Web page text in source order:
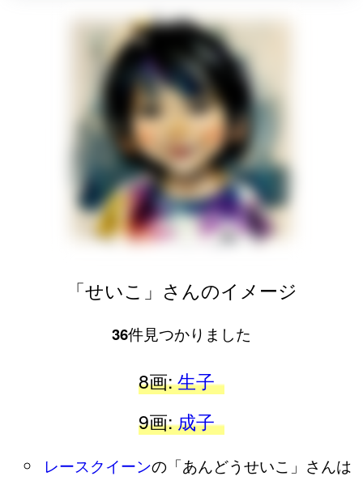
「せいこ」さんのイメージ
36件見つかりました
8画:生子
9画:成子
レースクイーンの「あんどうせいこ」さんは